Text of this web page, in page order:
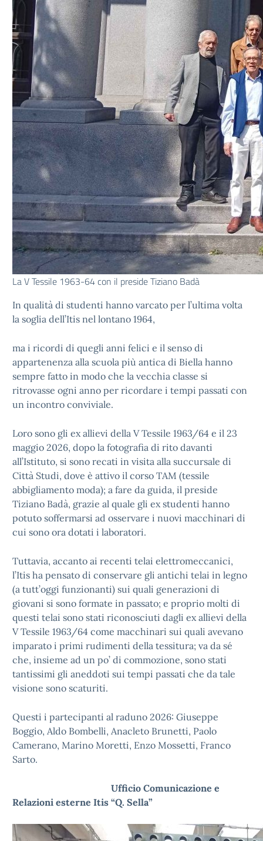
La V Tessile 1963-64 con il preside Tiziano Badà
In qualità di studenti hanno varcato per l’ultima volta
la soglia dell’Itis nel lontano 1964,
ma i ricordi di quegli anni felici e il senso di
appartenenza alla scuola più antica di Biella hanno
sempre fatto in modo che la vecchia classe si
ritrovasse ogni anno per ricordare i tempi passati con
un incontro conviviale.
Loro sono gli ex allievi della V Tessile 1963/64 e il 23
maggio 2026, dopo la fotografia di rito davanti
all’Istituto, si sono recati in visita alla succursale di
Città Studi, dove è attivo il corso TAM (tessile
abbigliamento moda); a fare da guida, il preside
Tiziano Badà, grazie al quale gli ex studenti hanno
potuto soffermarsi ad osservare i nuovi macchinari di
cui sono ora dotati i laboratori.
Tuttavia, accanto ai recenti telai elettromeccanici,
l’Itis ha pensato di conservare gli antichi telai in legno
(a tutt’oggi funzionanti) sui quali generazioni di
giovani si sono formate in passato; e proprio molti di
questi telai sono stati riconosciuti dagli ex allievi della
V Tessile 1963/64 come macchinari sui quali avevano
imparato i primi rudimenti della tessitura; va da sé
che, insieme ad un po’ di commozione, sono stati
tantissimi gli aneddoti sui tempi passati che da tale
visione sono scaturiti.
Questi i partecipanti al raduno 2026: Giuseppe
Boggio, Aldo Bombelli, Anacleto Brunetti, Paolo
Camerano, Marino Moretti, Enzo Mossetti, Franco
Sarto.
Ufficio Comunicazione e
Relazioni esterne Itis “Q. Sella”